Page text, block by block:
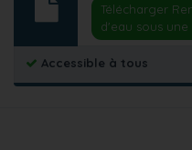
Télécharger
d'eau sous une
Accessible à tous